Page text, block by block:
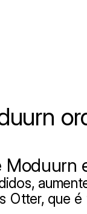
Otter, que é